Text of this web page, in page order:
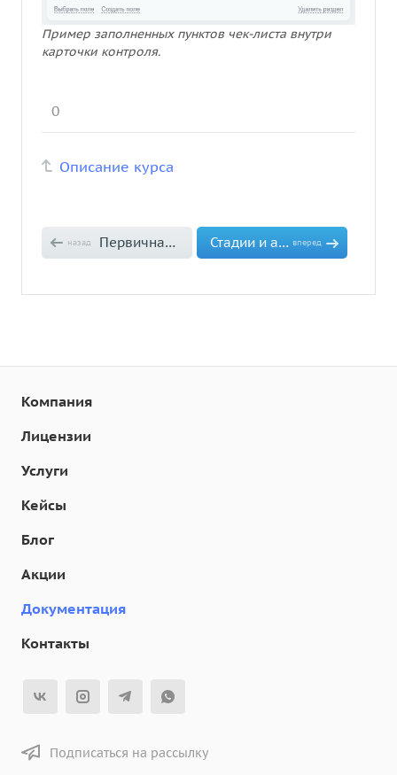
Пример заполненных пунктов чек-листа внутри
карточки контроля.
0
Описание курса
назад Первичная настройка Стадии и автоматизация карточек вперед
Компания
Лицензии
Услуги
Кейсы
Блог
Акции
Документация
Контакты
Подписаться на рассылку